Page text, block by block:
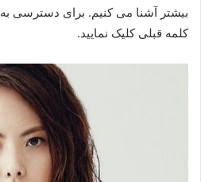
بیشتر آشنا می کنیم. برای دسترسی به
کلمه قبلی کلیک نمایید.